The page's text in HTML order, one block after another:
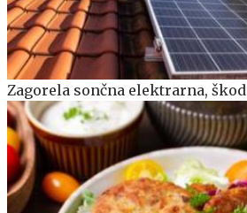
Zagorela sončna elektrarna,